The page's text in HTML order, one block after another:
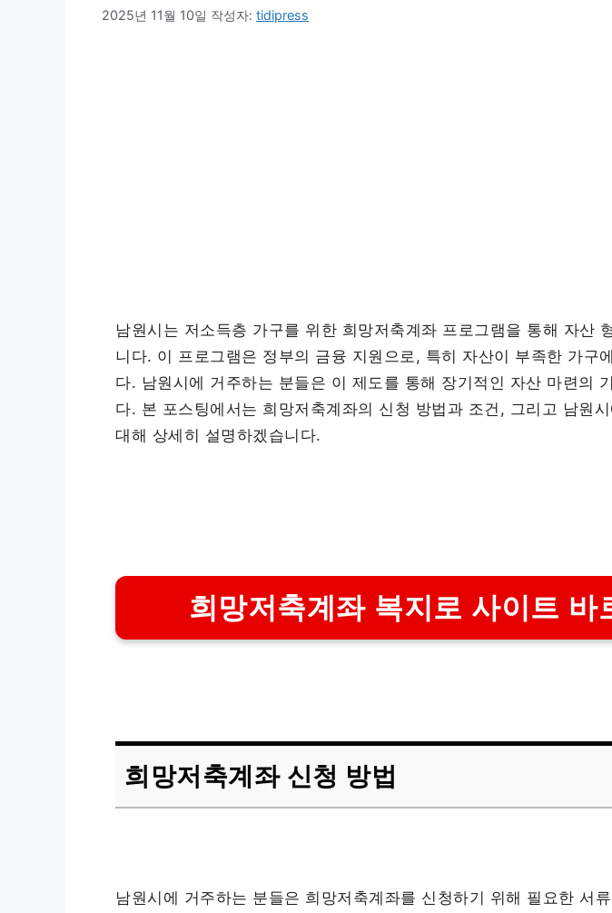
2025년 11월 10일 작성자: tidipress
남원시는 저소득층 가구를 위한 희망저축계좌 프로그램을 통해 자산
니다. 이 프로그램은 정부의 금융 지원으로, 특히 자산이 부족한 가구
다. 남원시에 거주하는 분들은 이 제도를 통해 장기적인 자산 마련의
다. 본 포스팅에서는 희망저축계좌의 신청 방법과 조건, 그리고 남원
대해 상세히 설명하겠습니다.
희망저축계좌 복지로 사이트 바
희망저축계좌 신청 방법
남원시에 거주하는 분들은 희망저축계좌를 신청하기 위해 필요한 서